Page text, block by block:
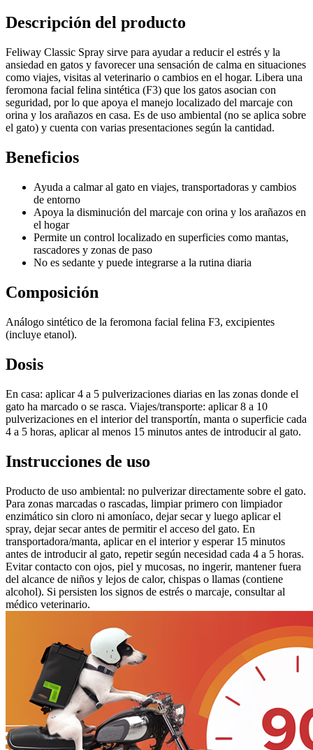
Descripción del producto
Feliway Classic Spray sirve para ayudar a reducir el estrés y la
ansiedad en gatos y favorecer una sensación de calma en situaciones
como viajes, visitas al veterinario o cambios en el hogar. Libera una
feromona facial felina sintética (F3) que los gatos asocian con
seguridad, por lo que apoya el manejo localizado del marcaje con
orina y los arañazos en casa. Es de uso ambiental (no se aplica sobre
el gato) y cuenta con varias presentaciones según la cantidad.
Beneficios
Ayuda a calmar al gato en viajes, transportadoras y cambios
de entorno
Apoya la disminución del marcaje con orina y los arañazos en
el hogar
Permite un control localizado en superficies como mantas,
rascadores y zonas de paso
No es sedante y puede integrarse a la rutina diaria
Composición
Análogo sintético de la feromona facial felina F3, excipientes
(incluye etanol).
Dosis
En casa: aplicar 4 a 5 pulverizaciones diarias en las zonas donde el
gato ha marcado o se rasca. Viajes/transporte: aplicar 8 a 10
pulverizaciones en el interior del transportín, manta o superficie cada
4 a 5 horas, aplicar al menos 15 minutos antes de introducir al gato.
Instrucciones de uso
Producto de uso ambiental: no pulverizar directamente sobre el gato.
Para zonas marcadas o rascadas, limpiar primero con limpiador
enzimático sin cloro ni amoníaco, dejar secar y luego aplicar el
spray, dejar secar antes de permitir el acceso del gato. En
transportadora/manta, aplicar en el interior y esperar 15 minutos
antes de introducir al gato, repetir según necesidad cada 4 a 5 horas.
Evitar contacto con ojos, piel y mucosas, no ingerir, mantener fuera
del alcance de niños y lejos de calor, chispas o llamas (contiene
alcohol). Si persisten los signos de estrés o marcaje, consultar al
médico veterinario.